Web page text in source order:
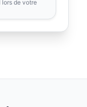
lors de votre